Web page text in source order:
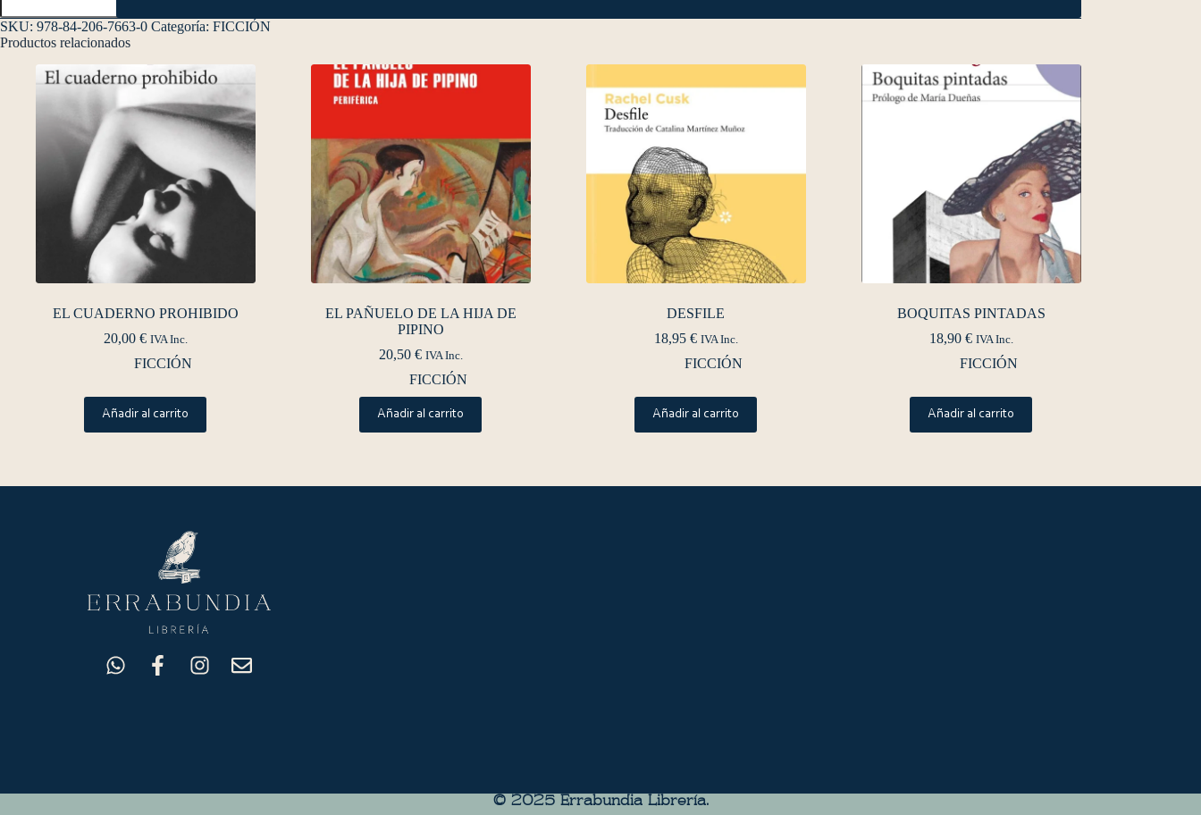
SKU: 978-84-206-7663-0 Categoría: FICCIÓN
Productos relacionados
EL CUADERNO PROHIBIDO
20,00 € IVA Inc.
FICCIÓN
Añadir al carrito
EL PAÑUELO DE LA HIJA DE
PIPINO
20,50 € IVA Inc.
FICCIÓN
Añadir al carrito
DESFILE
18,95 € IVA Inc.
FICCIÓN
Añadir al carrito
BOQUITAS PINTADAS
18,90 € IVA Inc.
FICCIÓN
Añadir al carrito
© 2025 Errabundia Librerìa.